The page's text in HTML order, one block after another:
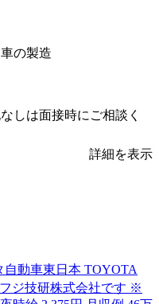
の製造
しは面接時にご相談く
詳細を表示